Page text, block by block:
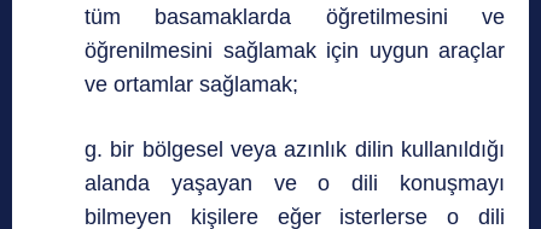
tüm basamaklarda öğretilmesini ve
öğrenilmesini sağlamak için uygun araçlar
ve ortamlar sağlamak;
g. bir bölgesel veya azınlık dilin kullanıldığı
alanda yaşayan ve o dili konuşmayı
bilmeyen kişilere eğer isterlerse o dili